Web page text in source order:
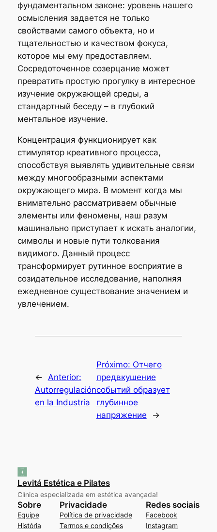
фундаментальном законе: уровень нашего
осмысления задается не только
свойствами самого объекта, но и
тщательностью и качеством фокуса,
которое мы ему предоставляем.
Сосредоточенное созерцание может
превратить простую прогулку в интересное
изучение окружающей среды, а
стандартный беседу – в глубокий
ментальное изучение.
Концентрация функционирует как
стимулятор креативного процесса,
способствуя выявлять удивительные связи
между многообразными аспектами
окружающего мира. В момент когда мы
внимательно рассматриваем обычные
элементы или феномены, наш разум
машинально приступает к искать аналогии,
символы и новые пути толкования
видимого. Данный процесс
трансформирует рутинное восприятие в
созидательное исследование, наполняя
ежедневное существование значением и
увлечением.
←
Anterior:
Autorregulación
en la Industria
Próximo: Отчего
предвкушение
событий образует
глубинное
напряжение
→
Levitá Estética e Pilates
Clínica especializada em estética avançada!
Sobre
Equipe
História
Privacidade
Política de privacidade
Termos e condições
Redes sociais
Facebook
Instagram